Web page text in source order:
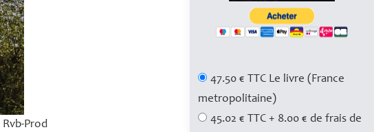
Rvb-Prod
47.50 € TTC Le livre (France
metropolitaine)
45.02 € TTC + 8.00 € de frais de